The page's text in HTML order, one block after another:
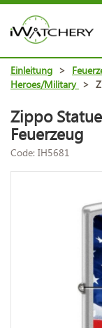
Einleitung >
Heroes/Military >
Zippo
Feuerzeug
Code: IH5681